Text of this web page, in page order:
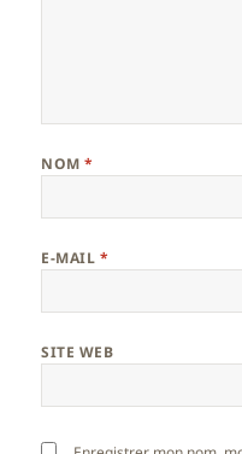
NOM*
E-MAIL *
SITE WEB